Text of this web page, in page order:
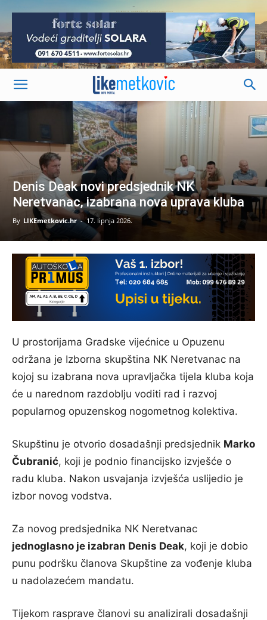
-
Denis Deak novi predsjednik NK
Neretvanac, izabrana nova uprava kluba
By LIKEmetkovic.hr - 17. lipnja 2026.
U prostorijama Gradske vijećnice u Opuzenu
održana je Izborna skupština NK Neretvanac na
kojoj su izabrana nova upravljačka tijela kluba koja
će u narednom razdoblju voditi rad i razvoj
popularnog opuzenskog nogometnog kolektiva.
Skupštinu je otvorio dosadašnji predsjednik Marko
Čubranić, koji je podnio financijsko izvješće o
radu kluba. Nakon usvajanja izvješća uslijedio je
izbor novog vodstva.
Za novog predsjednika NK Neretvanac
jednoglasno je izabran Denis Deak, koji je dobio
punu podršku članova Skupštine za vođenje kluba
u nadolazećem mandatu.
Tijekom rasprave članovi su analizirali dosadašnji